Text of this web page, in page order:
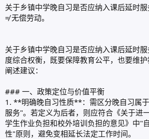
关于乡镇中学晚自习是否应纳入课后延时
≠ 无偿劳动。
关于乡镇中学晚自习是否应纳入课后延时
度综合权衡，既要保障教育公平，也要维
阐述建议：
### 一、政策定位与价值平衡
1. **明确晚自习性质**：需区分晚自习属
服务"。若定义为后者，则应符合《关于进
学生作业负担和校外培训负担的意见》中"
性"原则，避免变相延长法定工作时间。